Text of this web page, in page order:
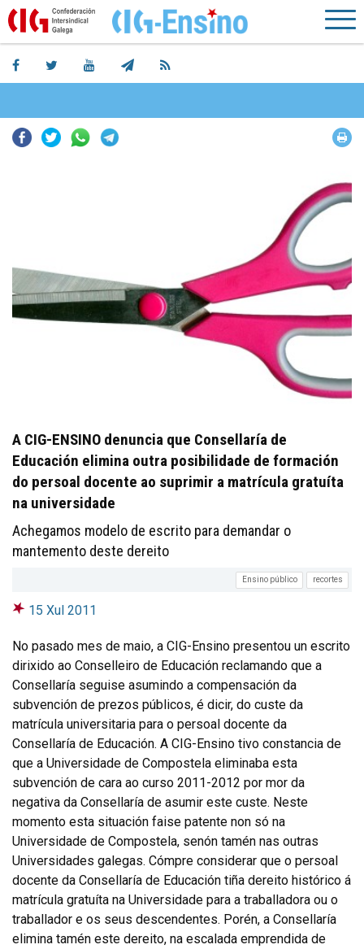
Facebook
TwitterWhatsapp
A CIG-ENSINO denuncia que Consellaría de
Educación elimina outra posibilidade de formación
do persoal docente ao suprimir a matrícula gratuíta
na universidade
Achegamos modelo de escrito para demandar o
mantemento deste dereito
Ensino público recortes
15 Xul 2011
No pasado mes de maio, a CIG-Ensino presentou un escrito
dirixido ao Conselleiro de Educación reclamando que a
Consellaría seguise asumindo a compensación da
subvención de prezos públicos, é dicir, do custe da
matrícula universitaria para o persoal docente da
Consellaría de Educación. A CIG-Ensino tivo constancia de
que a Universidade de Compostela eliminaba esta
subvención de cara ao curso 2011-2012 por mor da
negativa da Consellaría de asumir este custe. Neste
momento esta situación faise patente non só na
Universidade de Compostela, senón tamén nas outras
Universidades galegas. Cómpre considerar que o persoal
docente da Consellaría de Educación tiña dereito histórico á
matrícula gratuíta na Universidade para a traballadora ou o
traballador e os seus descendentes. Porén, a Consellaría
elimina tamén este dereito, na escalada emprendida de